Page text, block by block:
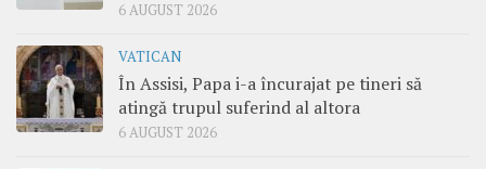
6 AUGUST 2026
VATICAN
În Assisi, Papa i-a încurajat pe tineri să
atingă trupul suferind al altora
6 AUGUST 2026